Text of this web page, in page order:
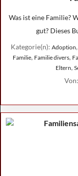
Was ist eine Familie?
gut? Dieses
Kategorie(n): Adoption,
Familie, Familie divers,
Eltern,
Von: